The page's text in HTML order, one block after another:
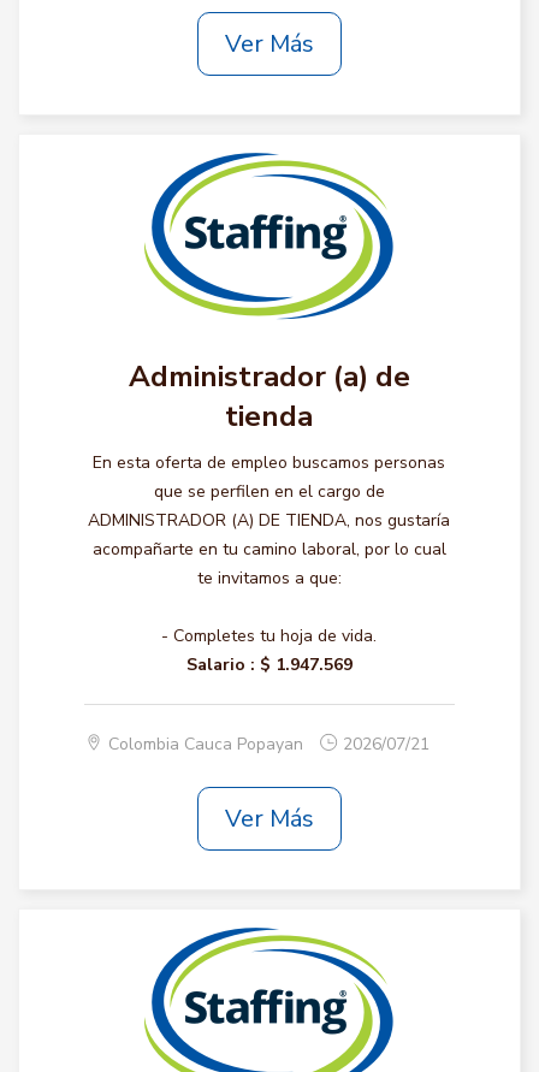
Ver Más
Administrador (a) de
tienda
En esta oferta de empleo buscamos personas
que se perfilen en el cargo de
ADMINISTRADOR (A) DE TIENDA, nos gustaría
acompañarte en tu camino laboral, por lo cual
te invitamos a que:
- Completes tu hoja de vida.
Salario : $ 1.947.569
Colombia Cauca Popayan 2026/07/21
Ver Más